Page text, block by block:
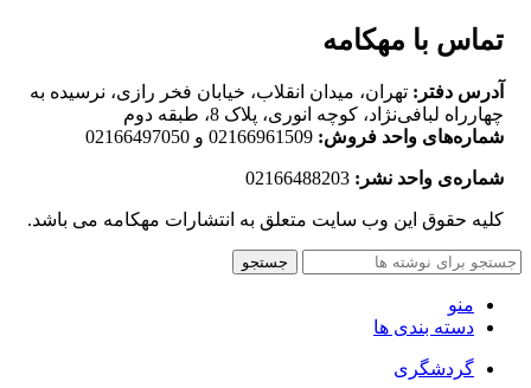
تماس با مهکامه
آدرس دفتر: تهران، میدان انقلاب، خیابان فخر رازی، نرسیده به
چهارراه لبافی‌نژاد، کوچه انوری، پلاک 8، طبقه دوم
شماره‌های واحد فروش: 02166961509 و 02166497050
شماره‌‌ی واحد نشر:
کلیه حقوق این وب سایت متعلق به انتشارات مهکامه می باشد.
جستجو
منو
دسته بندی ها
گردشگری